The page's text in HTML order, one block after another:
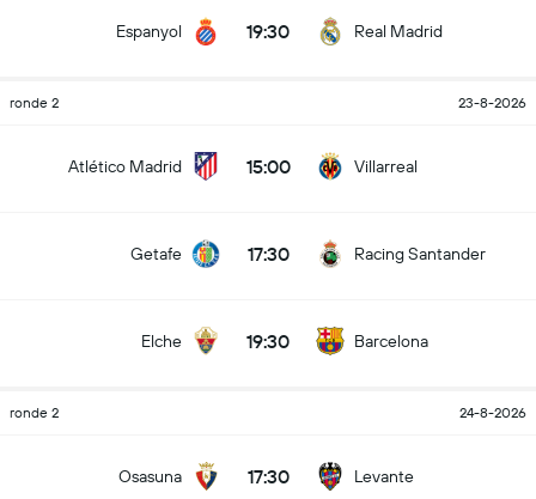
Espanyol 19:30 Real Madrid
ronde 2 23-8-2026
Atlético Madrid 15:00 Villarreal
Getafe 17:30 Racing Santander
Elche 19:30 Barcelona
ronde 2 24-8-2026
Osasuna 17:30 Levante